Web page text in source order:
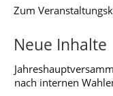
Zum
Neue Inhalte
nach internen